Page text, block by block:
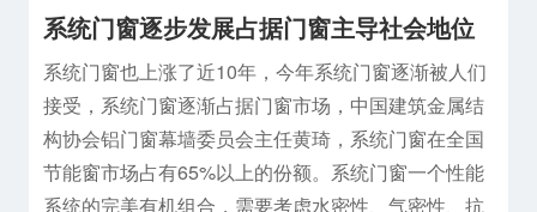
系统门窗逐步发展占据门窗主导社会地位
系统门窗也上涨了近10年，今年系统门窗逐渐被人们
接受，系统门窗逐渐占据门窗市场，中国建筑金属结
构协会铝门窗幕墙委员会主任黄琦，系统门窗在全国
节能窗市场占有65%以上的份额。系统门窗一个性能
系统的完美有机组合，需要考虑水密性、气密性、抗